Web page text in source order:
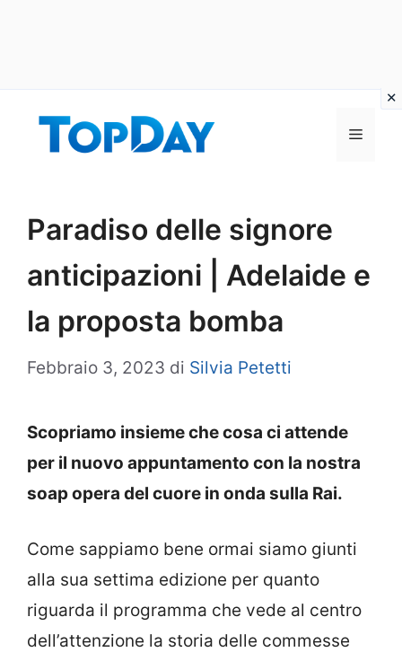
Menu
Paradiso delle signore
anticipazioni | Adelaide e
la proposta bomba
Febbraio 3, 2023 di Silvia Petetti
Scopriamo insieme che cosa ci attende
per il nuovo appuntamento con la nostra
soap opera del cuore in onda sulla Rai.
Come sappiamo bene ormai siamo giunti
alla sua settima edizione per quanto
riguarda il programma che vede al centro
dell’attenzione la storia delle commesse